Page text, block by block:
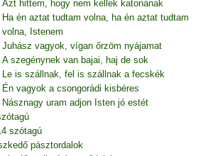
Azt hittem, hogy nem kellek katonának
Ha én aztat tudtam volna, ha én aztat tudtam
volna, Istenem
Juhász vagyok, vígan őrzöm nyájamat
A szegénynek van bajai, haj de sok
Le is szállnak, fel is szállnak a fecskék
Én vagyok a csongorádi kisbéres
Násznagy uram adjon Isten jó estét
szótagú
pásztordalok